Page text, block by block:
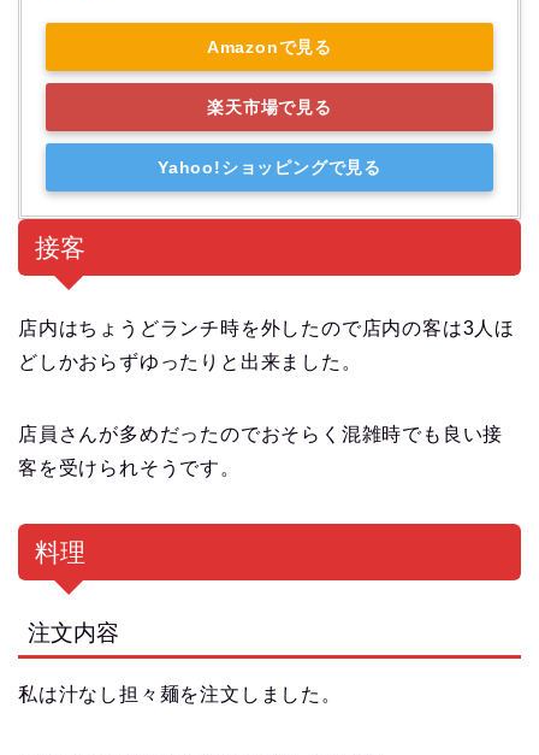
Amazonで見る
楽天市場で見る
Yahoo!ショッピングで見る
接客
店内はちょうどランチ時を外したので店内の客は3人ほ
どしかおらずゆったりと出来ました。
店員さんが多めだったのでおそらく混雑時でも良い接
客を受けられそうです。
料理
注文内容
私は汁なし担々麺を注文しました。